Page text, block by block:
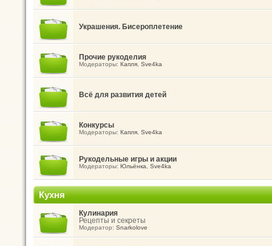
Украшения. Бисероплетение
Прочие рукоделия
Модераторы: Капля, Sve4ka
Всё для развития детей
Конкурсы
Модераторы: Капля, Sve4ka
Рукодельные игры и акции
Модераторы: Юльёнка Sve4ka
Кухня
Кулинария
Рецепты и секреты
Модератор: Snarkolove